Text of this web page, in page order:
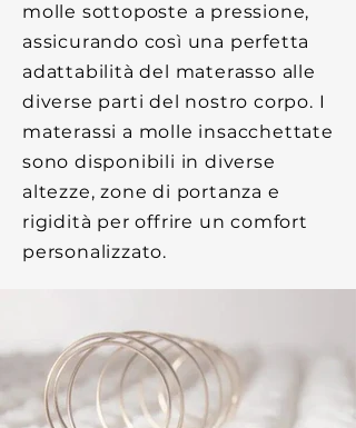
molle sottoposte a pressione,
assicurando così una perfetta
adattabilità del materasso alle
diverse parti del nostro corpo. I
materassi a molle insacchettate
sono disponibili in diverse
altezze, zone di portanza e
rigidità per offrire un comfort
personalizzato.